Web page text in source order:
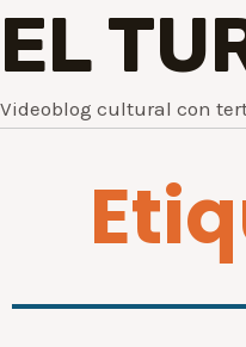
EL
Videoblog cultural con